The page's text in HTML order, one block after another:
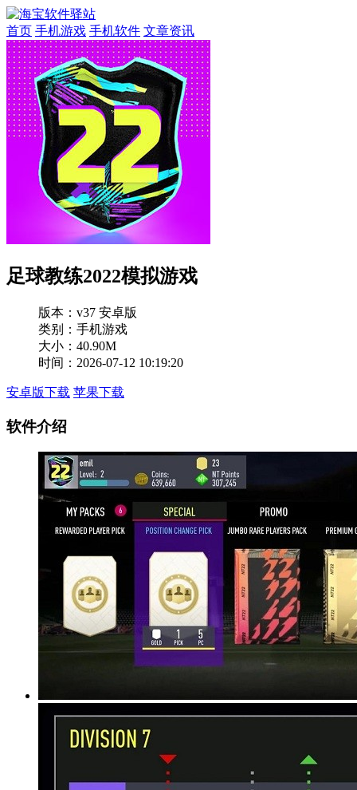
首页 手机游戏 手机软件 文章资讯
足球教练2022模拟游戏
版本： v37 安卓版
类别：手机游戏
大小：40.90M
时间：2026-07-12 10:19:20
安卓版下载 苹果下载
软件介绍